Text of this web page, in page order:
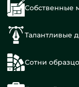
Собственные
Талантливые
Сотни